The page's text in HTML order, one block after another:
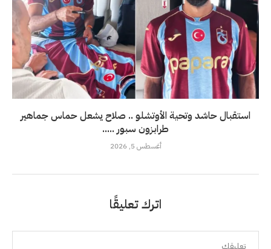
استقبال حاشد وتحية الأوتشلو .. صلاح يشعل حماس جماهير
طرابزون سبور .....
أغسطس 5, 2026
اترك تعليقًا